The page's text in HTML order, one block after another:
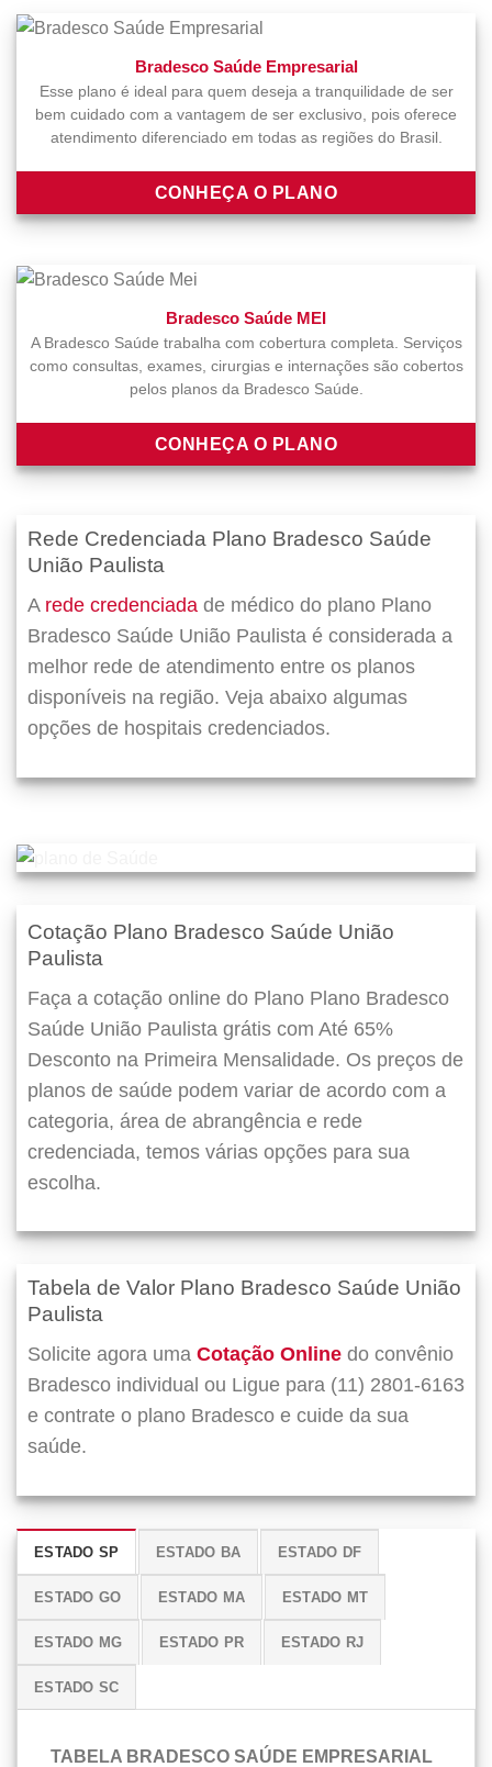
Bradesco Saúde Empresarial
Esse plano é ideal para quem deseja a tranquilidade de ser
bem cuidado com a vantagem de ser exclusivo, pois oferece
atendimento diferenciado em todas as regiões do Brasil.
CONHEÇA O PLANO
Bradesco Saúde MEI
A Bradesco Saúde trabalha com cobertura completa. Serviços
como consultas, exames, cirurgias e internações são cobertos
pelos planos da Bradesco Saúde.
CONHEÇA O PLANO
Rede Credenciada Plano Bradesco Saúde
União Paulista
A rede credenciada de médico do plano Plano
Bradesco Saúde União Paulista é considerada a
melhor rede de atendimento entre os planos
disponíveis na região. Veja abaixo algumas
opções de hospitais credenciados.
Cotação Plano Bradesco Saúde União
Paulista
Faça a cotação online do Plano Plano Bradesco
Saúde União Paulista grátis com Até 65%
Desconto na Primeira Mensalidade. Os preços de
planos de saúde podem variar de acordo com a
categoria, área de abrangência e rede
credenciada, temos várias opções para sua
escolha.
Tabela de Valor Plano Bradesco Saúde União
Paulista
Solicite agora uma Cotação Online do convênio
Bradesco individual ou Ligue para (11) 2801-6163
e contrate o plano Bradesco e cuide da sua
saúde.
ESTADO SP ESTADO BA ESTADO DF
ESTADO GO ESTADO MA ESTADO MT
ESTADO MG ESTADO PR ESTADO RJ
ESTADO SC
TABELA BRADESCO SAÚDE EMPRESARIAL